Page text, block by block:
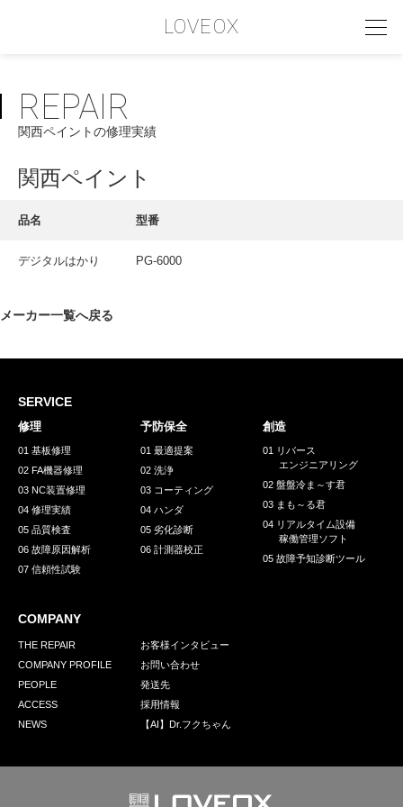
LOVEOX
PHILOSOPHY
フィロソフィー
COMPANY PROFILE
INTERVIEW
採用情報
GREEN CHALLENGE
環境への取り組み
お問い合わせ 発送先
REPAIR
関西ペイントの修理実績
関西ペイント
品名 型番
デジタルはかり PG-6000
メーカー一覧へ戻る
SERVICE
修理
01 基板修理
02 FA機器修理
03 NC装置修理
04 修理実績
05 品質検査
06 故障原因解析
07 信頼性試験
予防保全
01 最適提案
02 洗浄
03 コーティング
04 ハンダ
05 劣化診断
06 計測器校正
創造
01 リバース
エンジニアリング
02 盤盤冷ま～す君
03 まも～る君
04 リアルタイム設備
稼働管理ソフト
05 故障予知診断ツール
COMPANY
THE REPAIR
COMPANY PROFILE
PEOPLE
ACCESS
NEWS
お客様インタビュー
お問い合わせ
発送先
採用情報
【AI】Dr.フクちゃん